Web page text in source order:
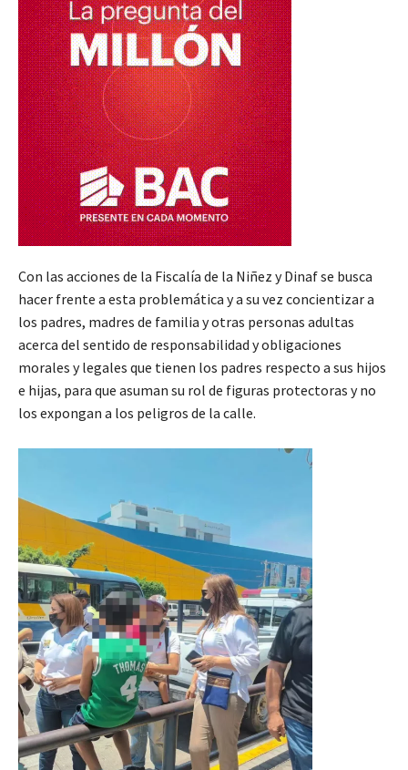
Con las acciones de la Fiscalía de la Niñez y Dinaf se busca
hacer frente a esta problemática y a su vez concientizar a
los padres, madres de familia y otras personas adultas
acerca del sentido de responsabilidad y obligaciones
morales y legales que tienen los padres respecto a sus hijos
e hijas, para que asuman su rol de figuras protectoras y no
los expongan a los peligros de la calle.